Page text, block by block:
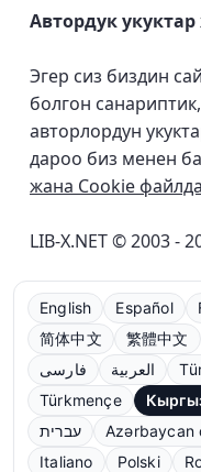
Автордук
Эгер сиз биздин
болгон
авторлордун
дароо биз менен
жана Cookie
LIB-X.NET © 2003 -
English Español
简体中文
繁體中文
فارسی
العربية
Türkmençe
עברית
Azərbaycan
Italiano
Polski